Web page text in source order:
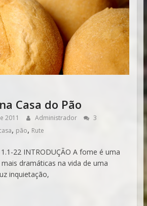
Casa do Pão
2011 Administrador
3
, pão, Rute
22 INTRODUÇÃO A fome é uma
dramáticas na vida de uma
inquietação,